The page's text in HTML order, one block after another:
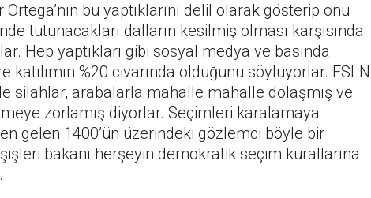
bu yaptıklarını delil olarak gösterip onu
tutunacakları dalların kesilmiş olması karşısında
Hep yaptıkları gibi sosyal medya ve basında
%20 civarında olduğunu söylüyorlar. FSLN
silahlar, arabalarla mahalle mahalle dolaşmış ve
zorlamış diyorlar. Seçimleri karalamaya
gelen 1400’ün üzerindeki gözlemci böyle bir
bakanı herşeyin demokratik seçim kurallarına